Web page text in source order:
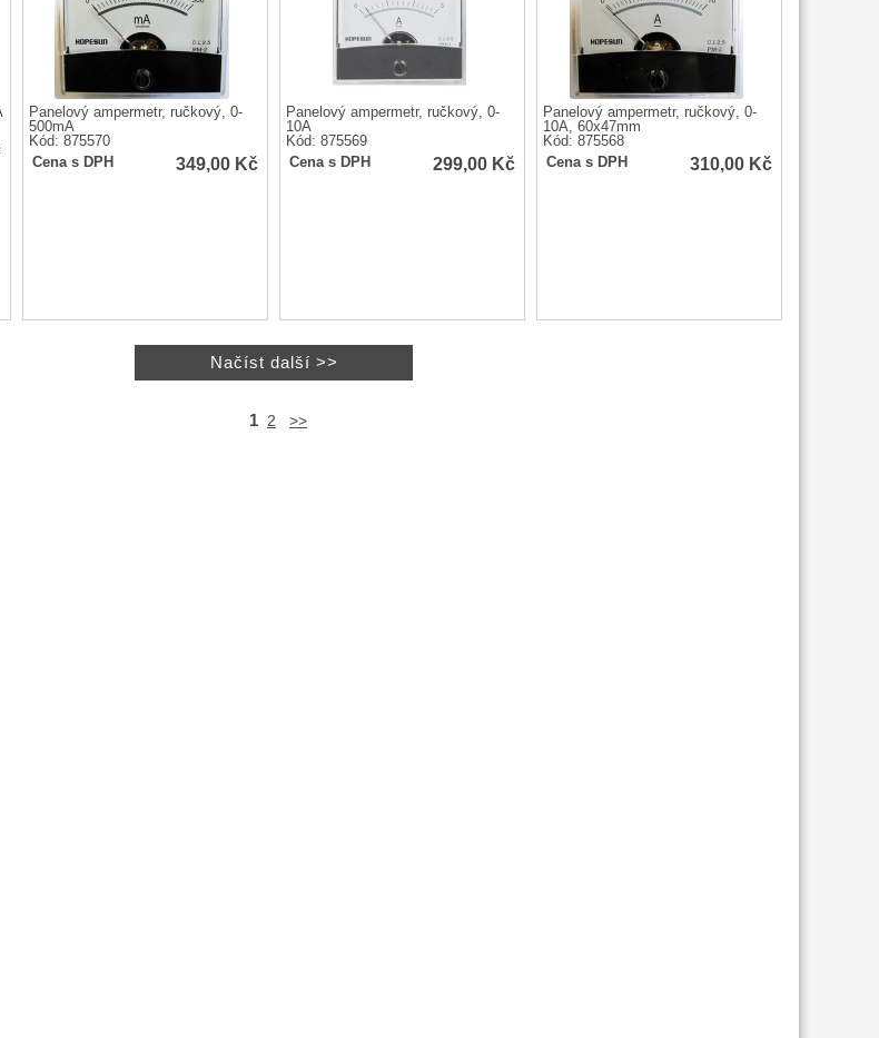
Panelový ampermetr, ručkový, 0-
500mA
Kód: 875570
Cena s DPH
349,00 Kč
Panelový ampermetr, ručkový, 0-
10A
Kód: 875569
Cena s DPH
299,00 Kč
Panelový ampermetr, ručkový, 0-
10A, 60x47mm
Kód: 875568
Cena s DPH
310,00 Kč
1 2 >>